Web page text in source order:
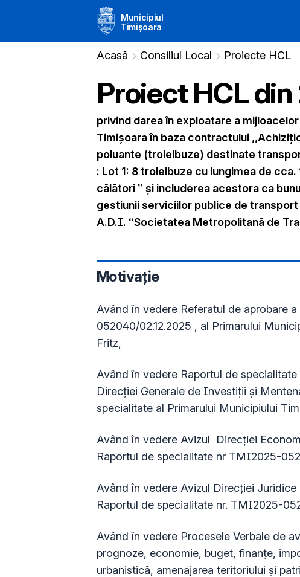
Municipiul
Timișoara
Acasă Consiliul Local Proiecte HCL
Proiect HCL din
privind darea în exploatare a
Timișoara în baza contractului
poluante (troleibuze) destinate
: Lot 1: 8 troleibuze cu lungimea de
călători ” și includerea acestora ca
gestiunii serviciilor publice de
A.D.I. “Societatea Metropolitană de
Motivație
Având în vedere Referatul de aprobare
052040/02.12.2025 , al Primarului
Fritz,
Având în vedere Raportul de
Direcției Generale de Investiții și
specialitate al Primarului Municipiului
Având în vedere Avizul Direcţiei
Raportul de specialitate nr TMI2025-
Având în vedere Avizul Direcției Juridice
Raportul de specialitate nr. TMI2025-
Având în vedere Procesele Verbale de
prognoze, economie, buget, finanţe,
urbanistică, amenajarea teritoriului şi